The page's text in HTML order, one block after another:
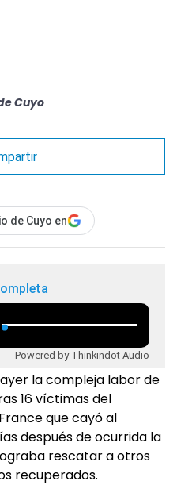
Cuyo
de Cuyo en
Powered by Thinkindot Audio
la compleja labor de
16 víctimas del
que cayó al
después de ocurrida la
rescatar a otros
recuperados.